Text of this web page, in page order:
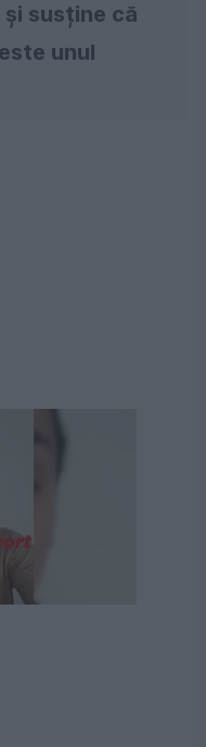
și susține că
unul